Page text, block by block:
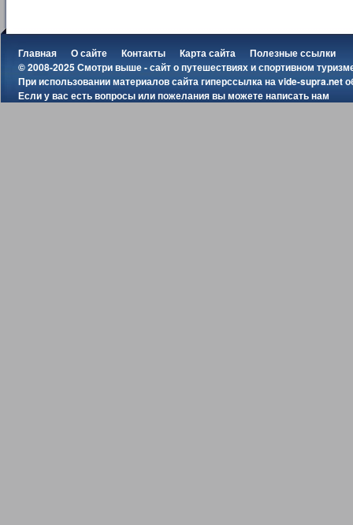
Главная О сайте Контакты Карта сайта
Полезные ссылки
© 2008-2025 Смотри выше - сайт о путешествиях и спортивном
При использовании материалов сайта гиперссылка наvide-supra.net
Если у вас есть вопросы или пожелания вы можетенаписать нам